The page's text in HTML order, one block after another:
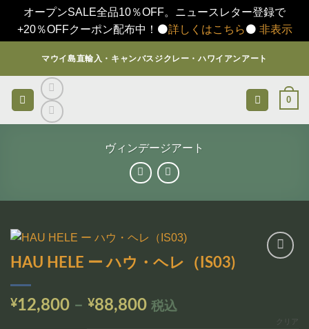
オープンSALE全品10％OFF。ニュースレター登録で
+20％OFFクーポン配布中！⚫️詳しくはこちら⚫️ 非表示
マウイ島直輸入・キャンバスジクレー・ハワイアンアート
0
ヴィンデージアート
HAU HELE ー ハウ・ヘレ（IS03)
¥12,800 – ¥88,800価
税込
クリア